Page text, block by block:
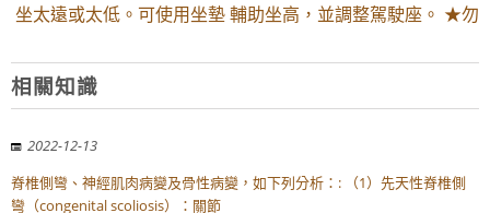
坐太遠或太低。可使用坐墊 輔助坐高，並調整駕駛座。 ★勿
相關知識
2022-12-13
脊椎側彎、神經肌肉病變及骨性病變，如下列分析：: （1）先天性脊椎側
彎（congenital scoliosis）：關節